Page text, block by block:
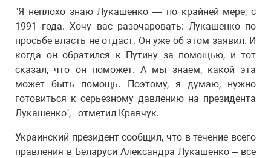
"Я неплохо знаю Лукашенко — по крайней мере, с
1991 года. Хочу вас разочаровать: Лукашенко по
просьбе власть не отдаст. Он уже об этом заявил. И
когда он обратился к Путину за помощью, и тот
сказал, что он поможет. А мы знаем, какой эта
может быть помощь. Поэтому, я думаю, нужно
готовиться к серьезному давлению на президента
Лукашенко", - отметил Кравчук.
Украинский президент сообщил, что в течение всего
правления в Беларуси Александра Лукашенко – все